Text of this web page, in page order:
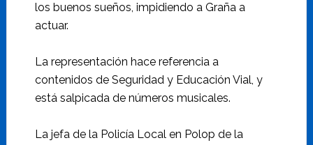
los buenos sueños, impidiendo a Graña a
actuar.
La representación hace referencia a
contenidos de Seguridad y Educación Vial, y
está salpicada de números musicales.
La jefa de la Policía Local en Polop de la